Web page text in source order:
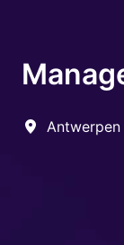
Antwerpen